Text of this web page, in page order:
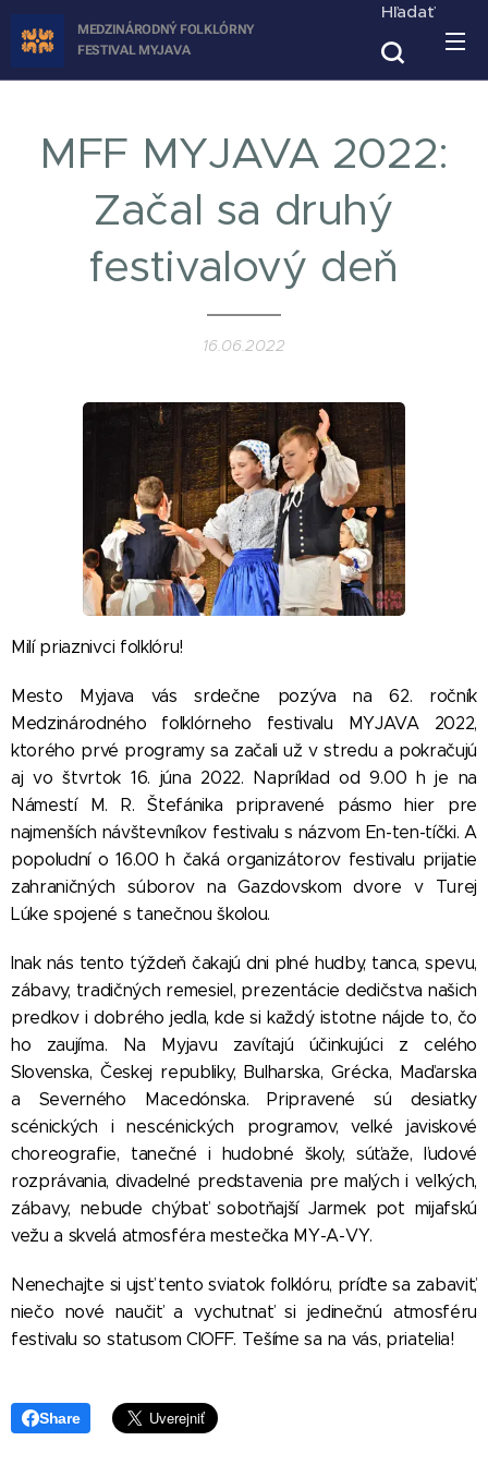
MEDZINÁRODNÝ FOLKLÓRNY
FESTIVAL MYJAVA
Hľadať
MFF MYJAVA 2022:
Začal sa druhý
festivalový deň
16.06.2022
Milí priaznivci folklóru!
Mesto Myjava vás srdečne pozýva na 62. ročník
Medzinárodného folklórneho festivalu MYJAVA 2022,
ktorého prvé programy sa začali už v stredu a pokračujú
aj vo štvrtok 16. júna 2022. Napríklad od 9.00 h je na
Námestí M. R. Štefánika pripravené pásmo hier pre
najmenších návštevníkov festivalu s názvom En-ten-tíčki. A
popoludní o 16.00 h čaká organizátorov festivalu prijatie
zahraničných súborov na Gazdovskom dvore v Turej
Lúke spojené s tanečnou školou.
Inak nás tento týždeň čakajú dni plné hudby, tanca, spevu,
zábavy, tradičných remesiel, prezentácie dedičstva našich
predkov i dobrého jedla, kde si každý istotne nájde to, čo
ho zaujíma. Na Myjavu zavítajú účinkujúci z celého
Slovenska, Českej republiky, Bulharska, Grécka, Maďarska
a Severného Macedónska. Pripravené sú desiatky
scénických i nescénických programov, veľké javiskové
choreografie, tanečné i hudobné školy, súťaže, ľudové
rozprávania, divadelné predstavenia pre malých i veľkých,
zábavy, nebude chýbať sobotňajší Jarmek pot mijafskú
vežu a skvelá atmosféra mestečka MY-A-VY.
Nenechajte si ujsť tento sviatok folklóru, príďte sa zabaviť,
niečo nové naučiť a vychutnať si jedinečnú atmosféru
festivalu so statusom CIOFF. Tešíme sa na vás, priatelia!
Share